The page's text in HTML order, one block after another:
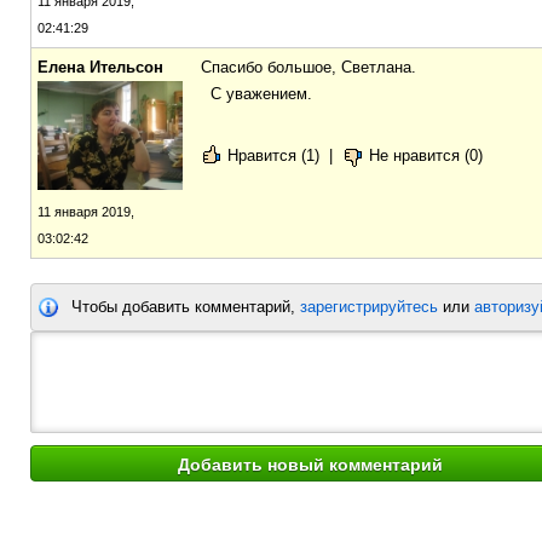
02:41:29
Елена Ительсон
11 января 2019,
03:02:42
Спасибо большое, Светлана.
С уважением.
Нравится (1) | Не нравится (0)
Чтобы добавить комментарий, зарегистрируйтесь или